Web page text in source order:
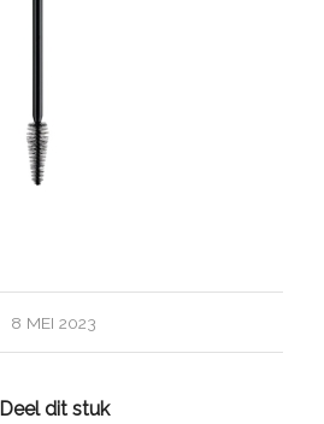
8 MEI 2023
Deel dit stuk